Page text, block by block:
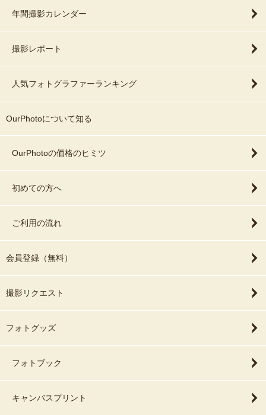
年間撮影カレンダー
撮影レポート
人気フォトグラファーランキング
OurPhotoについて知る
OurPhotoの価格のヒミツ
初めての方へ
ご利用の流れ
会員登録（無料）
撮影リクエスト
フォトグッズ
フォトブック
キャンバスプリント